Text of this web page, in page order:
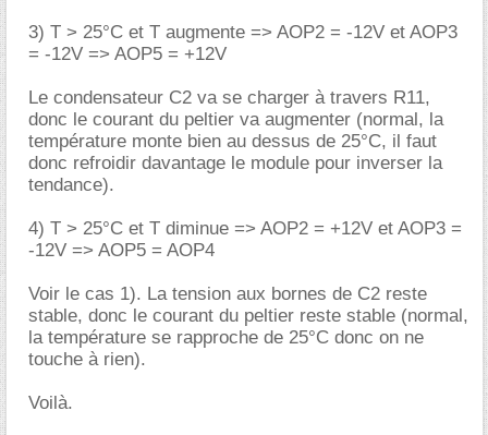
3) T > 25°C et T augmente => AOP2 = -12V et AOP3
= -12V => AOP5 = +12V
Le condensateur C2 va se charger à travers R11,
donc le courant du peltier va augmenter (normal, la
température monte bien au dessus de 25°C, il faut
donc refroidir davantage le module pour inverser la
tendance).
4) T > 25°C et T diminue => AOP2 = +12V et AOP3 =
-12V => AOP5 = AOP4
Voir le cas 1). La tension aux bornes de C2 reste
stable, donc le courant du peltier reste stable (normal,
la température se rapproche de 25°C donc on ne
touche à rien).
Voilà.